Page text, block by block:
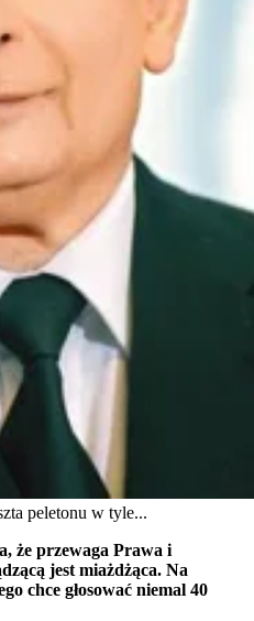
peletonu w tyle...
że przewaga Prawa i
jest miażdżąca. Na
chce głosować niemal 40